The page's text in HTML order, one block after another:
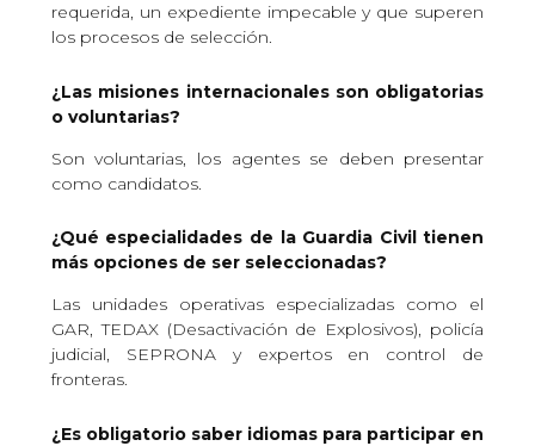
requerida, un expediente impecable y que superen
los procesos de selección.
¿Las misiones internacionales son obligatorias
o voluntarias?
Son voluntarias, los agentes se deben presentar
como candidatos.
¿Qué especialidades de la Guardia Civil tienen
más opciones de ser seleccionadas?
Las unidades operativas especializadas como el
GAR, TEDAX (Desactivación de Explosivos), policía
judicial, SEPRONA y expertos en control de
fronteras.
¿Es obligatorio saber idiomas para participar en